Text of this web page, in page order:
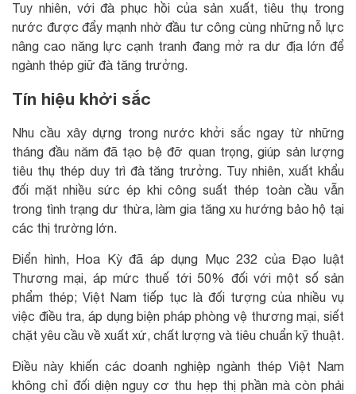
Tuy nhiên, với đà phục hồi của sản xuất, tiêu thụ trong
nước được đẩy mạnh nhờ đầu tư công cùng những nỗ lực
nâng cao năng lực cạnh tranh đang mở ra dư địa lớn để
ngành thép giữ đà tăng trưởng.
Tín hiệu khởi sắc
Nhu cầu xây dựng trong nước khởi sắc ngay từ những
tháng đầu năm đã tạo bệ đỡ quan trọng, giúp sản lượng
tiêu thụ thép duy trì đà tăng trưởng. Tuy nhiên, xuất khẩu
đối mặt nhiều sức ép khi công suất thép toàn cầu vẫn
trong tình trạng dư thừa, làm gia tăng xu hướng bảo hộ tại
các thị trường lớn.
Điển hình, Hoa Kỳ đã áp dụng Mục 232 của Đạo luật
Thương mại, áp mức thuế tới 50% đối với một số sản
phẩm thép; Việt Nam tiếp tục là đối tượng của nhiều vụ
việc điều tra, áp dụng biện pháp phòng vệ thương mại, siết
chặt yêu cầu về xuất xứ, chất lượng và tiêu chuẩn kỹ thuật.
Điều này khiến các doanh nghiệp ngành thép Việt Nam
không chỉ đối diện nguy cơ thu hẹp thị phần mà còn phải